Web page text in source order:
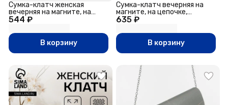
544 ₽
Сумка-клатч женская
вечерняя на магните, на
длинной цепочке, с
однотонная, ярко-розовая
В корзину
635 ₽
Сумка-клатч вечерняя на
магните, на цепочке,
серебристая
В корзину